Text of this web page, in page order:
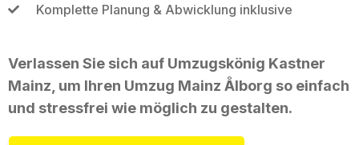
Komplette Planung & Abwicklung inklusive
Verlassen Sie sich auf Umzugskönig Kastner
Mainz, um Ihren Umzug Mainz Ålborg so einfach
und stressfrei wie möglich zu gestalten.